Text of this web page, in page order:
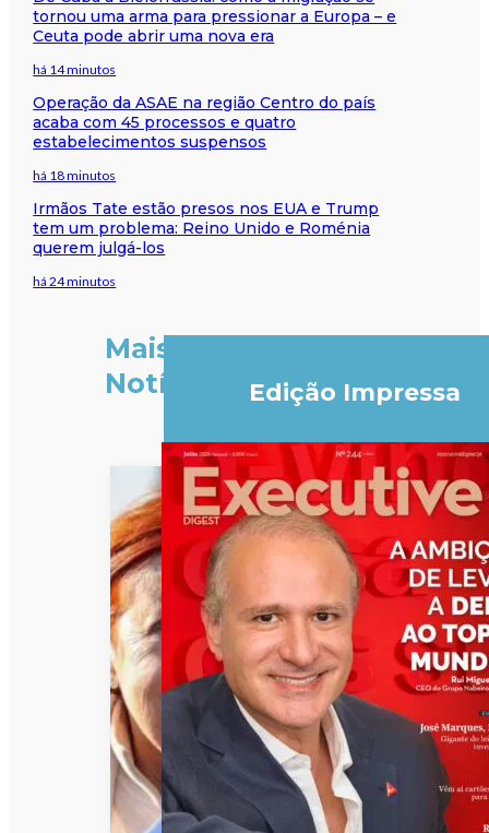
tornou uma arma para pressionar a Europa – e
Ceuta pode abrir uma nova era
há 14 minutos
Operação da ASAE na região Centro do país
acaba com 45 processos e quatro
estabelecimentos suspensos
há 18 minutos
Irmãos Tate estão presos nos EUA e Trump
tem um problema: Reino Unido e Roménia
querem julgá-los
há 24 minutos
Mais
Notícias
Edição Impressa